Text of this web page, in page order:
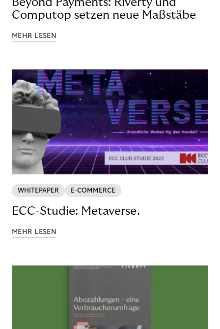
Computop setzen neue Maßstäbe
MEHR LESEN
WHITEPAPER E-COMMERCE
ECC-Studie: Metaverse.
MEHR LESEN